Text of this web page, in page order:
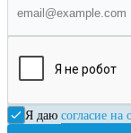
Я даю согласие на